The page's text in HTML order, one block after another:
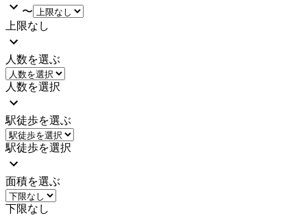
〜
上限なし
人数を選ぶ
人数を選択
駅徒歩を選ぶ
駅徒歩を選択
面積を選ぶ
下限なし